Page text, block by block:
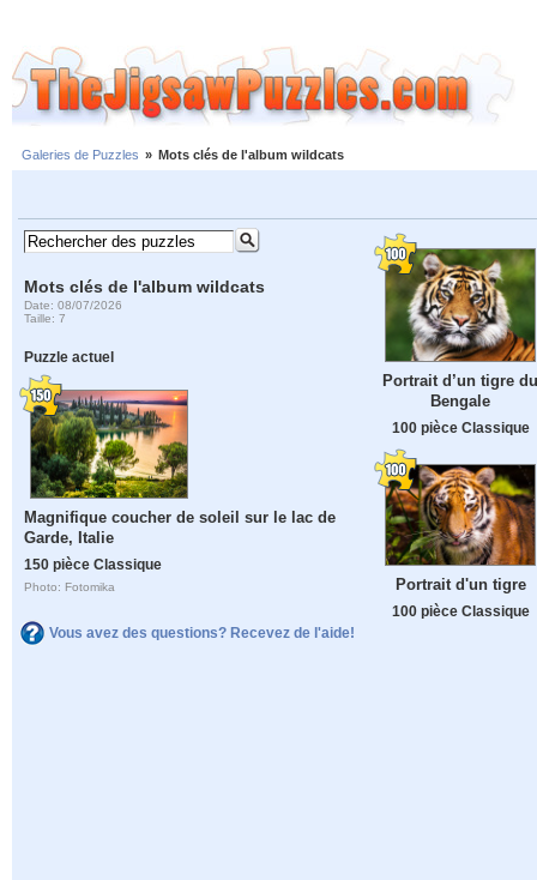
Galeries de Puzzles » Mots clés de l'album wildcats
Mots clés de l'album wildcats
Date: 08/07/2026
Taille: 7
Puzzle actuel
Magnifique coucher de soleil sur le lac de
Garde, Italie
150 pièce Classique
Photo: Fotomika
Vous avez des questions? Recevez de l'aide!
Portrait d’un tigre du
Bengale
100 pièce Classique
Portrait d'un tigre
100 pièce Classique